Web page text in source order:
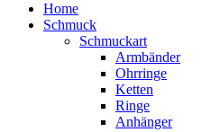
Home
Schmuck
Schmuckart
Armbänder
Ohrringe
Ketten
Ringe
Anhänger